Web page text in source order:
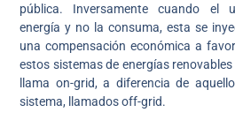
pública. Inversamente cuando el
energía y no la consuma, esta se
una compensación económica a
estos sistemas de energías
llama on-grid, a diferencia de
sistema, llamados off-grid.